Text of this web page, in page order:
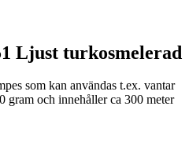
Ljust turkosmelerad
som kan användas t.ex. vantar
gram och innehåller ca 300 meter